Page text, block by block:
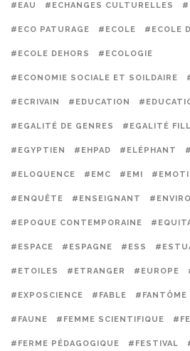
#EAU #ECHANGES CULTURELLES
#ECO PATURAGE #ECOLE #ECOLE
#ECOLE DEHORS #ECOLOGIE
#ECONOMIE SOCIALE ET SOILDAIRE
#ECRIVAIN #EDUCATION
#EGALITÉ DE GENRES #EGALITÉ
#EGYPTIEN #EHPAD #ELÉPHANT
#ELOQUENCE #EMC #EMI
#ENQUÊTE #ENSEIGNANT
#EPOQUE CONTEMPORAINE
#ESPACE #ESPAGNE #ESS
#ETOILES #ETRANGER #EUROPE
#EXPOSCIENCE #FABLE #FANTÔME
#FAUNE #FEMME SCIENTIFIQUE
#FERME PÉDAGOGIQUE #FESTIVAL